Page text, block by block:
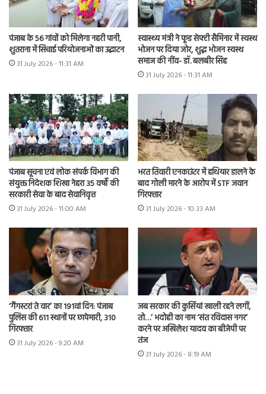
पंजाब के 56 गांवों को मिलेगा नहरी पानी,
शुतराना में सिंचाई परियोजनाओं का उद्घाटन
31 July 2026 - 11:31 AM
स्वास्थ्य मंत्री ने फूड सेफ्टी सैमिनार में स्वस्थ
भोजन पर दिया जोर, शुद्ध भोजन स्वस्थ
समाज की नींव- डॉ. बलबीर सिंह
31 July 2026 - 11:31 AM
पंजाब सूचना एवं लोक संपर्क विभाग की
संयुक्त निदेशक शिखा नेहरा 35 वर्षों की
सरकारी सेवा के बाद सेवानिवृत्त
31 July 2026 - 11:00 AM
भरत तिवारी एनकाउंटर में हथियार डालने के
बाद गोली मारने के आरोप में STF जवान
गिरफ्तार
31 July 2026 - 10:33 AM
‘गैंगस्टरां ते वार’ का 191वां दिन: पंजाब
पुलिस की 611 स्थानों पर छापेमारी, 310
गिरफ्तार
31 July 2026 - 9:20 AM
जब सरकार की कुर्सियां खाली रहने लगीं,
तो…’ भदोही का नाम ‘संत रविदास नगर’
करने पर अखिलेश यादव का बीजेपी पर
तंज
31 July 2026 - 8:19 AM